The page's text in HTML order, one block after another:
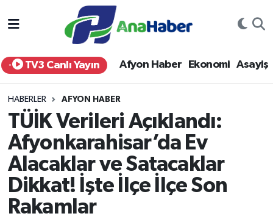
TV3 Canlı Yayın Afyon Haber Ekonomi Asayiş
HABERLER AFYON HABER
TÜİK Verileri Açıklandı:
Afyonkarahisar’da Ev
Alacaklar ve Satacaklar
Dikkat! İşte İlçe İlçe Son
Rakamlar
Yurt Haber
Afyon Haber
Ekonomi
Siyaset
Spor
Eğitim
Afyonkarahisar Nöbetçi Eczaneler
Afyonkarahisar Hava Durumu
Afyonkarahisar Namaz Vakitleri
Afyonkarahisar Trafik Yoğunluk Haritası
Süper Lig Puan Durumu ve Fikstür
Tüm Manşetler